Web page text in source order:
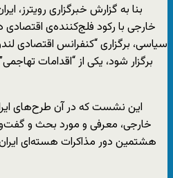
بنا به گزارش خبرگزاری رویترز،
خارجی با رکود فلج‌کننده‌ی اقتصادی
سیاسی، برگزاری “کنفرانس اقتصادی
برگزار شود، یکی از “اقدامات
این نشست که در آن طرح‌های
خارجی، معرفی و مورد بحث و